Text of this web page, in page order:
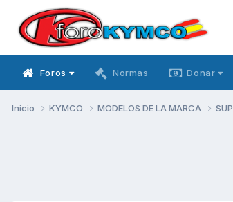
Foros Normas Donar
Inicio KYMCO MODELOS DE LA MARCA